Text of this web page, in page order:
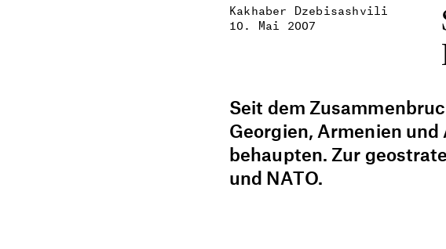
Kakhaber Dzebisashvili
10. Mai 2007
Seit dem
Georgien, Armenien
behaupten. Zur
und NATO.